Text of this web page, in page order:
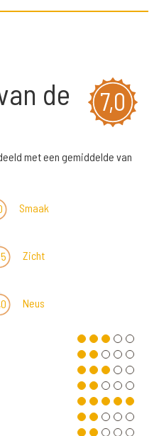
7,0
de
met een gemiddelde van
Smaak
Zicht
Neus